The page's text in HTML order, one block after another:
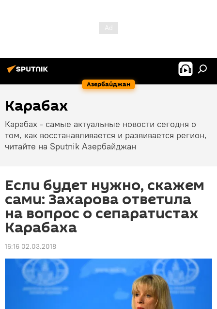
Азербайджан
Карабах
Карабах - самые актуальные новости сегодня о
том, как восстанавливается и развивается регион,
читайте на Sputnik Азербайджан
Если будет нужно, скажем
сами: Захарова ответила
на вопрос о сепаратистах
Карабаха
16:16 02.03.2018